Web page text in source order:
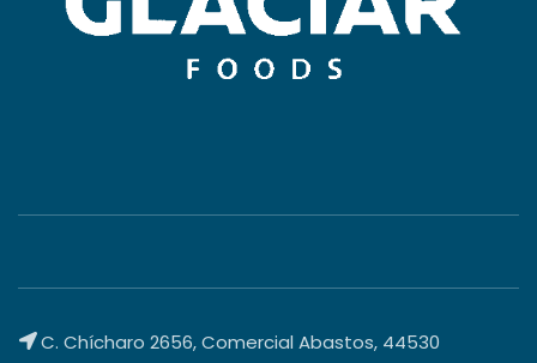
C. Chícharo 2656, Comercial Abastos, 44530